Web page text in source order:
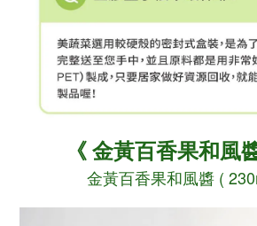
《金黃百香果和風
金黃百香果和風醬 (